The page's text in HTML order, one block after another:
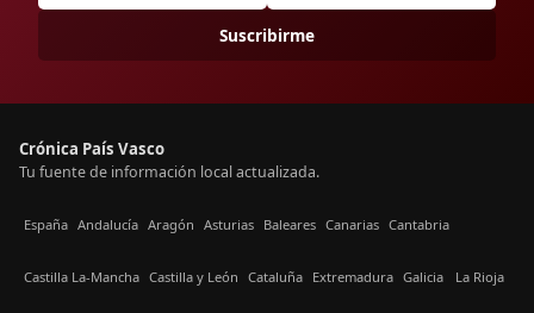
Suscribirme
Crónica País Vasco
Tu fuente de información local actualizada.
España Andalucía Aragón Asturias Baleares Canarias Cantabria
Castilla La-Mancha Castilla y León Cataluña Extremadura Galicia La Rioja